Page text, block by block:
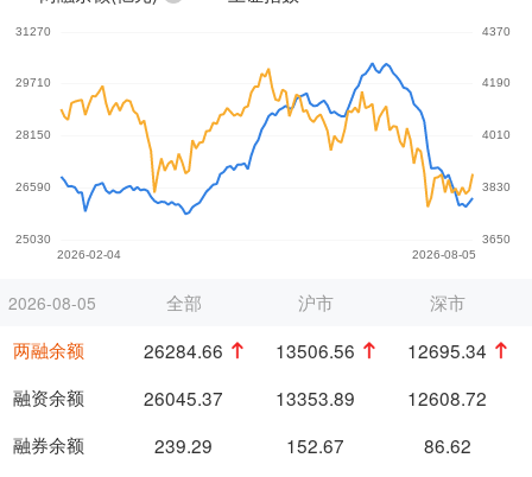
2026-08-05
两融余额
融资余额
融券余额
全部 沪市
深市
26284.66
13506.56
12695.34
26045.37
13353.89
12608.72
239.29
152.67
86.62